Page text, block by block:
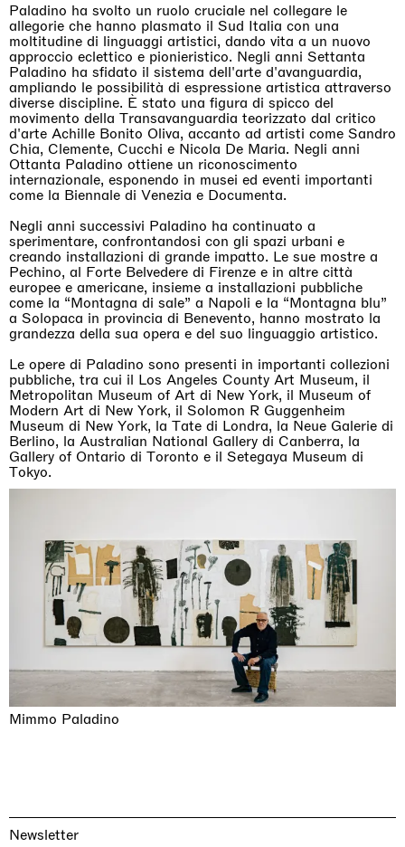
Mimmo Paladino
Paladino ha svolto un ruolo cruciale nel collegare le
allegorie che hanno plasmato il Sud Italia con una
moltitudine di linguaggi artistici, dando vita a un nuovo
approccio eclettico e pionieristico. Negli anni Settanta
Paladino ha sfidato il sistema dell'arte d'avanguardia,
ampliando le possibilità di espressione artistica attraverso
diverse discipline. È stato una figura di spicco del
movimento della Transavanguardia teorizzato dal critico
d'arte Achille Bonito Oliva, accanto ad artisti come Sandro
Chia, Clemente, Cucchi e Nicola De Maria. Negli anni
Ottanta Paladino ottiene un riconoscimento
internazionale, esponendo in musei ed eventi importanti
come la Biennale di Venezia e Documenta.
Negli anni successivi Paladino ha continuato a
sperimentare, confrontandosi con gli spazi urbani e
creando installazioni di grande impatto. Le sue mostre a
Pechino, al Forte Belvedere di Firenze e in altre città
europee e americane, insieme a installazioni pubbliche
come la “Montagna di sale” a Napoli e la “Montagna blu”
a Solopaca in provincia di Benevento, hanno mostrato la
grandezza della sua opera e del suo linguaggio artistico.
Le opere di Paladino sono presenti in importanti collezioni
pubbliche, tra cui il Los Angeles County Art Museum, il
Metropolitan Museum of Art di New York, il Museum of
Modern Art di New York, il Solomon R Guggenheim
Museum di New York, la Tate di Londra, la Neue Galerie di
Berlino, la Australian National Gallery di Canberra, la
Gallery of Ontario di Toronto e il Setegaya Museum di
Tokyo.
Newsletter